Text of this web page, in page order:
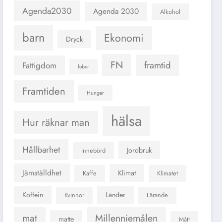
Agenda2030 Agenda 2030 Alkohol
barn Dryck Ekonomi
Fattigdom feber FN framtid
Framtiden Hunger
Hur räknar man hälsa
Hållbarhet Innebörd Jordbruk
Jämställdhet Kaffe Klimat Klimatet
Koffein Kvinnor Länder Lärande
mat matte Millenniemålen Mått